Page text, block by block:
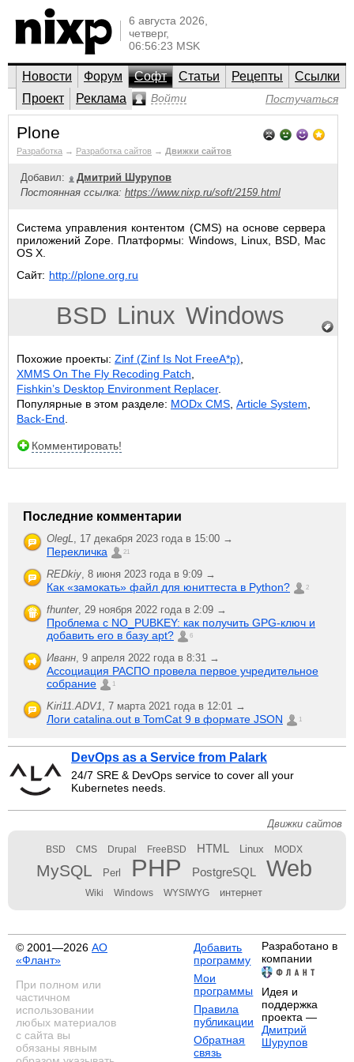
6 августа 2026,
четверг,
06:56:23 MSK
Новости Форум Софт Статьи Рецепты
Ссылки
Проект
Реклама Войти Постучаться
Plone
Разработка → Разработка сайтов → Движки сайтов
Добавил:
Дмитрий Шурупов
Постоянная ссылка: https://www.nixp.ru/soft/2159.html
Система управления контентом (CMS) на основе сервера
приложений Zope. Платформы: Windows, Linux, BSD, Mac
OS X.
Сайт: http://plone.org.ru
BSD Linux Windows
Похожие проекты: Zinf (Zinf Is Not FreeA*p)
XMMS On The Fly Recoding Patch
Fishkin’s Desktop Environment Replacer.
Популярные в этом разделе: MODx CMS Article System
Back-End
Комментировать!
Последние комментарии
OlegL, 17 декабря 2023 года в 15:00 →
Перекличка 21
REDkiy, 8 июня 2023 года в 9:09 →
Как «замокать» файл для юниттеста в Python? 2
fhunter, 29 ноября 2022 года в 2:09 →
Проблема с NO_PUBKEY: как получить GPG-ключ и
добавить его в базу apt?
6
Иванн, 9 апреля 2022 года в 8:31 →
Ассоциация РАСПО провела первое учредительное
собрание
1
Kiri11.ADV1, 7 марта 2021 года в 12:01 →
Логи catalina.out в TomCat 9 в формате JSON 1
DevOps as a Service from Palark
24/7 SRE & DevOps service to cover all your
Kubernetes needs.
Движки сайтов
BSD CMS Drupal FreeBSD HTML Linux MODX
MySQL Perl PHP PostgreSQL Web
Wiki Windows WYSIWYG интернет
© 2001—2026 АО
«Флант»
При полном или
частичном
использовании
любых материалов
с сайта вы
обязаны явным
Добавить
программу
Мои
программы
Правила
публикации
Обратная
связь
Разработано в
компании
Идея и
поддержка
проекта —
Дмитрий
Шурупов